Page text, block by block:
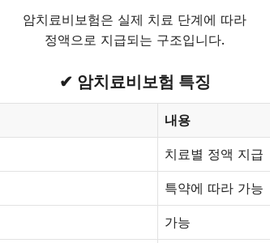
암치료비보험은 실제 치료 단계에 따라
정액으로 지급되는 구조입니다.
✔ 암치료비보험 특징
내용
치료별 정액 지급
특약에 따라 가능
가능